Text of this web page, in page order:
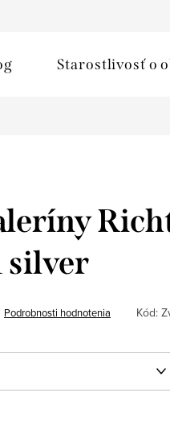
Starostlivosť o
silver
Podrobnosti hodnotenia Kód: